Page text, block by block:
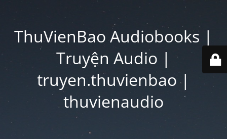
ThuVienBao Audiobooks |
Truyện Audio |
truyen.thuvienbao |
thuvienaudio